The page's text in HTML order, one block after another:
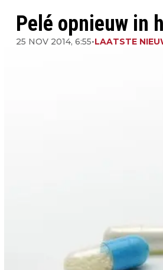
Pelé opnieuw in
25 NOV 2014, 6:55•LAATSTE